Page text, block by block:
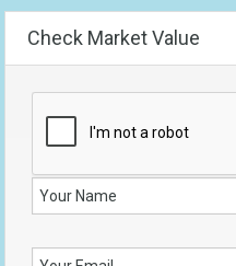
Check Market Value